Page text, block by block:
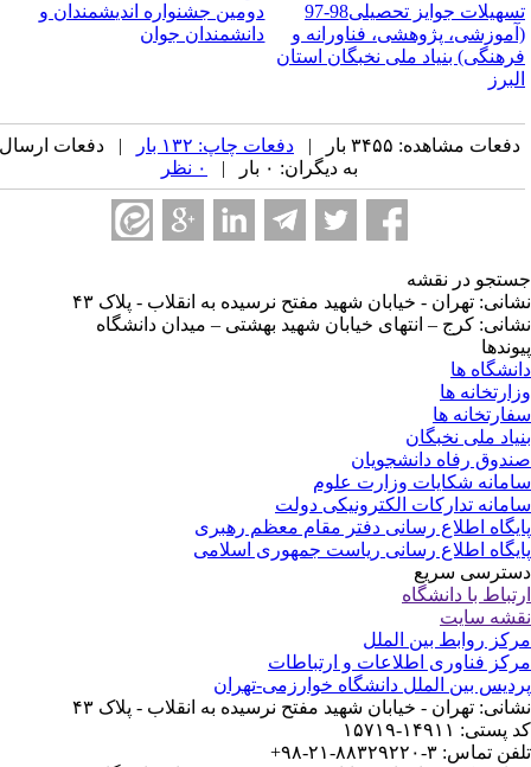
تسهیلات جوایز تحصیلی98-97
پژوهشی، فناورانه و
بنیاد ملی نخبگان استان
دومین جشنواره اندیشمندان و
دانشمندان جوان
دفعات مشاهده: ۳۴۵۵ بار | دفعات چاپ: ۱۳۲ بار
| دفعات ارسال
به دیگران: ۰ بار |
در نقشه
تهران - خیابان شهید مفتح نرسیده به انقلاب - پلاک ۴۳
کرج – انتهای خیابان شهید بهشتی – میدان دانشگاه
ها
ها
ها
ملی نخبگان
رفاه دانشجویان
شکایات وزارت علوم
تدارکات الکترونیکی دولت
اطلاع رسانی دفتر مقام معظم رهبری
اطلاع رسانی ریاست جمهوری اسلامی
سریع
با دانشگاه
سایت
روابط بین الملل
فناوری اطلاعات و ارتباطات
بین الملل دانشگاه خوارزمی-تهران
تهران - خیابان شهید مفتح نرسیده به انقلاب - پلاک ۴۳
۱۴۹۱۱-۱۵۷۱۹
تماس: ۳-۸۸۳۲۹۲۲۰-۲۱-۹۸+